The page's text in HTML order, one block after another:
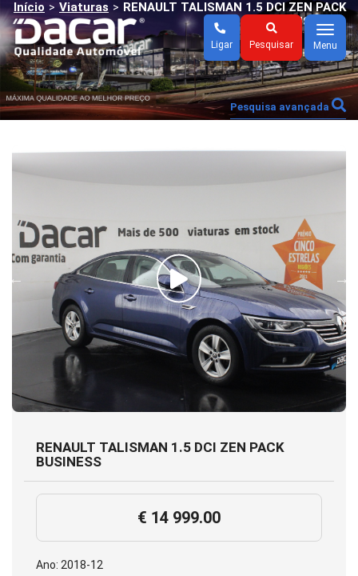
Pesquisar
Ligar
Menu
Menu
Início > Viaturas > RENAULT TALISMAN 1.5 DCI ZEN PACK
BUSINESS
Pesquisa avançada
RENAULT TALISMAN 1.5 DCI ZEN PACK
BUSINESS
€ 14 999.00
Ano: 2018-12